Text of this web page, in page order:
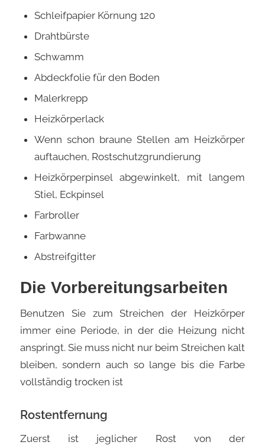
Schleifpapier Körnung 120
Drahtbürste
Schwamm
Abdeckfolie für den Boden
Malerkrepp
Heizkörperlack
Wenn schon braune Stellen am Heizkörper
auftauchen, Rostschutzgrundierung
Heizkörperpinsel abgewinkelt, mit langem
Stiel, Eckpinsel
Farbroller
Farbwanne
Abstreifgitter
Die Vorbereitungsarbeiten
Benutzen Sie zum Streichen der Heizkörper
immer eine Periode, in der die Heizung nicht
anspringt. Sie muss nicht nur beim Streichen kalt
bleiben, sondern auch so lange bis die Farbe
vollständig trocken ist
Rostentfernung
Zuerst ist jeglicher Rost von der